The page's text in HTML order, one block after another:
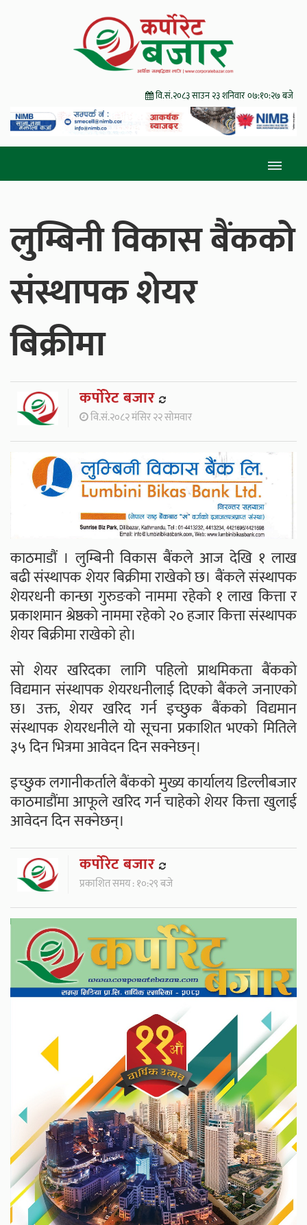
वि.सं.२०८३ साउन २३ शनिवार ०७:१०:२९ बजे
लुम्बिनी विकास बैंकको
संस्थापक शेयर
बिक्रीमा
कर्पाेरेट बजार
वि.सं.२०८२ मंसिर २२ सोमवार
काठमाडौं । लुम्बिनी विकास बैंकले आज देखि १ लाख
बढी संस्थापक शेयर बिक्रीमा राखेको छ। बैंकले संस्थापक
शेयरधनी कान्छा गुरुङको नाममा रहेको १ लाख कित्ता र
प्रकाशमान श्रेष्ठको नाममा रहेको २० हजार कित्ता संस्थापक
शेयर बिक्रीमा राखेको हो।
सो शेयर खरिदका लागि पहिलो प्राथमिकता बैंकको
विद्यमान संस्थापक शेयरधनीलाई दिएको बैंकले जनाएको
छ। उक्त, शेयर खरिद गर्न इच्छुक बैंकको विद्यमान
संस्थापक शेयरधनीले यो सूचना प्रकाशित भएको मितिले
३५ दिन भित्रमा आवेदन दिन सक्नेछन्।
इच्छुक लगानीकर्ताले बैंकको मुख्य कार्यालय डिल्लीबजार
काठमाडौंमा आफूले खरिद गर्न चाहेको शेयर कित्ता खुलाई
आवेदन दिन सक्नेछन्।
कर्पाेरेट बजार
प्रकाशित समय : १०:२९ बजे